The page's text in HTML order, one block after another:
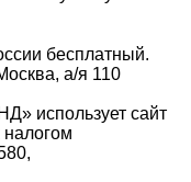
бесплатный.
а/я 110
использует сайт